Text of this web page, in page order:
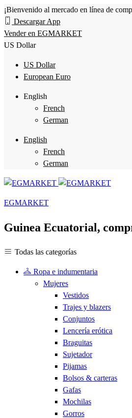
¡Bienvenido al mercado en línea de
Descargar App
Vender en EGMARKET
US Dollar
US Dollar
European Euro
English
French
German
English
French
German
EGMARKET
Guinea Ecuatorial,
Todas las categorías
Ropa e indumentaria
Mujeres
Vestidos
Trajes y blazers
Conjuntos
Lencería erótica
Braguitas
Sujetador
Pijamas
Bolsos & carteras
Gafas
Mochilas
Gorros